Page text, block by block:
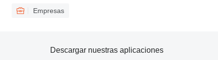
Empresas
Descargar nuestras aplicaciones